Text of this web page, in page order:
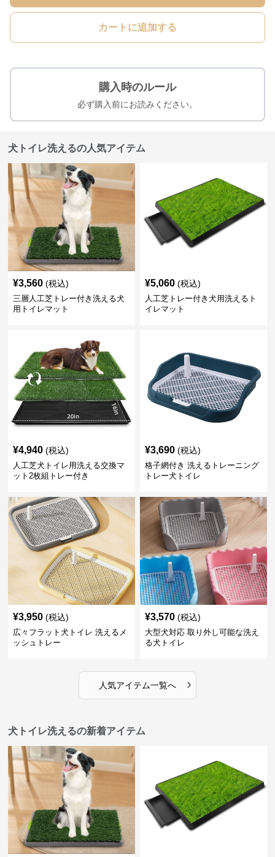
カートに追加する
購入時のルール
必ず購入前にお読みください。
犬トイレ洗えるの人気アイテム
¥3,560 (税込)
三層人工芝トレー付き洗える犬
用トイレマット
¥5,060 (税込)
人工芝トレー付き犬用洗えるト
イレマット
¥4,940 (税込)
人工芝犬トイレ用洗える交換マ
ット2枚組トレー付き
¥3,690 (税込)
格子網付き 洗えるトレーニング
トレー犬トイレ
¥3,950 (税込)
広々フラット犬トイレ 洗えるメ
ッシュトレー
¥3,570 (税込)
大型犬対応 取り外し可能な洗え
る犬トイレ
人気アイテム一覧へ ›
犬トイレ洗えるの新着アイテム